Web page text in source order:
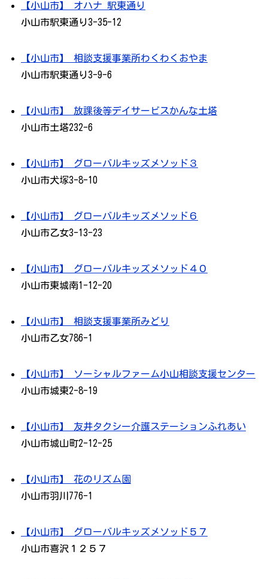
【小山市】 オハナ 駅東通り
小山市駅東通り3-35-12
【小山市】 相談支援事業所わくわくおやま
小山市駅東通り3-9-6
【小山市】 放課後等デイサービスかんな土塔
小山市土塔232-6
【小山市】 グローバルキッズメソッド３
小山市犬塚3-8-10
【小山市】 グローバルキッズメソッド６
小山市乙女3-13-23
【小山市】 グローバルキッズメソッド４０
小山市東城南1-12-20
【小山市】 相談支援事業所みどり
小山市乙女786-1
【小山市】 ソーシャルファーム小山相談支援センター
小山市城東2-8-19
【小山市】 友井タクシー介護ステーションふれあい
小山市城山町2-12-25
【小山市】 花のリズム園
小山市羽川776-1
【小山市】 グローバルキッズメソッド５７
小山市喜沢１２５７